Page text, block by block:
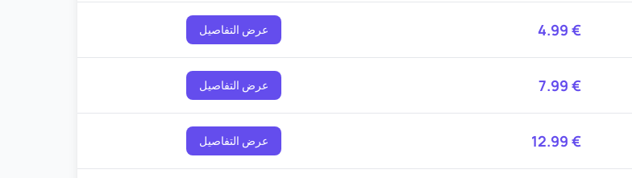
4.99 € عرض التفاصيل
7.99 € عرض التفاصيل
12.99 € عرض التفاصيل